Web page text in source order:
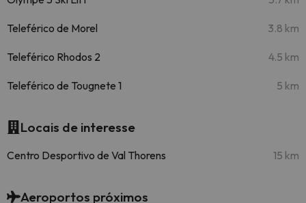
Teleférico de Morel 3.8 km
Teleférico Rhodos 2 4.5 km
Teleférico de Tougnete 1 5 km
Locais de interesse
Centro Desportivo de Val Thorens 15 km
Aeroportos próximos